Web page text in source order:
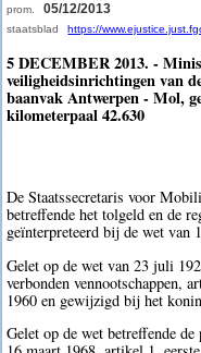
prom. 05/12/2013
staatsblad https://
5 DECEMBER 2013. -
veiligheidsinrichtingen van
baanvak Antwerpen - Mol,
kilometerpaal 42.630
De Staatssecretaris voor
betreffende het tolgeld en de
geïnterpreteerd bij de wet van
Gelet op de wet van 23 juli
verbonden vennootschappen,
1960 en gewijzigd bij het
Gelet op de wet betreffende